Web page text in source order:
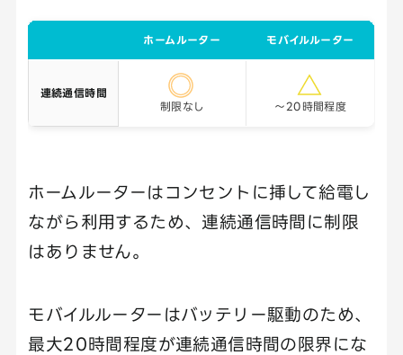
ホームルーター モバイルルーター
連続通信時間
制限なし
～20時間程度
ホームルーターはコンセントに挿して給電し
ながら利用するため、連続通信時間に制限
はありません。
モバイルルーターはバッテリー駆動のため、
最大20時間程度が連続通信時間の限界にな